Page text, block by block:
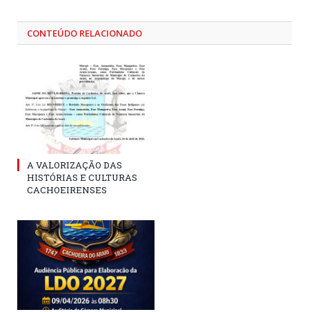
CONTEÚDO RELACIONADO
A VALORIZAÇÃO DAS
HISTÓRIAS E CULTURAS
CACHOEIRENSES